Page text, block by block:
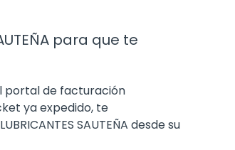
para que te
portal de facturación
ya expedido, te
SAUTEÑA desde su